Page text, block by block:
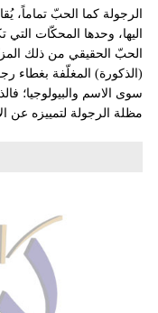
الرجولة كما الحبّ تماماً،
اليها، وحدها المحكّات
الحبّ الحقيقي من ذلك
(الذكورة) المغلّفة بغطاء
سوى الاسم والبيولوجيا؛
مظلة الرجولة لتمييزه عن